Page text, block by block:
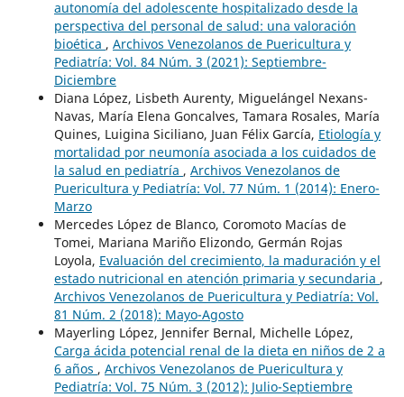
autonomía del adolescente hospitalizado desde la
perspectiva del personal de salud: una valoración
bioética , Archivos Venezolanos de Puericultura y
Pediatría: Vol. 84 Núm. 3 (2021): Septiembre-
Diciembre
Diana López, Lisbeth Aurenty, Miguelángel Nexans-
Navas, María Elena Goncalves, Tamara Rosales, María
Quines, Luigina Siciliano, Juan Félix García, Etiología y
mortalidad por neumonía asociada a los cuidados de
la salud en pediatría , Archivos Venezolanos de
Puericultura y Pediatría: Vol. 77 Núm. 1 (2014): Enero-
Marzo
Mercedes López de Blanco, Coromoto Macías de
Tomei, Mariana Mariño Elizondo, Germán Rojas
Loyola, Evaluación del crecimiento, la maduración y el
estado nutricional en atención primaria y secundaria ,
Archivos Venezolanos de Puericultura y Pediatría: Vol.
81 Núm. 2 (2018): Mayo-Agosto
Mayerling López, Jennifer Bernal, Michelle López,
Carga ácida potencial renal de la dieta en niños de 2 a
6 años , Archivos Venezolanos de Puericultura y
Pediatría: Vol. 75 Núm. 3 (2012): Julio-Septiembre